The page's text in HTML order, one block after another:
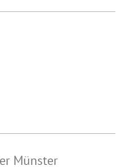
Münster